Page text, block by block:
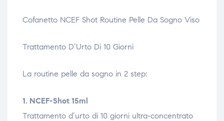
Cofanetto NCEF Shot Routine Pelle Da Sogno Viso
Trattamento D’Urto Di 10 Giorni
La routine pelle da sogno in 2 step:
1. NCEF-Shot 15ml
Trattamento d’urto di 10 giorni ultra-concentrato